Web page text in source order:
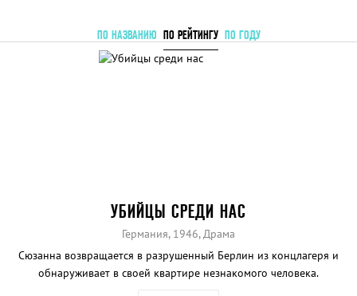
ПО НАЗВАНИЮ ПО РЕЙТИНГУ ПО ГОДУ
УБИЙЦЫ СРЕДИ НАС
Германия, 1946, Драма
Сюзанна возвращается в разрушенный Берлин из концлагеря и
обнаруживает в своей квартире незнакомого человека.